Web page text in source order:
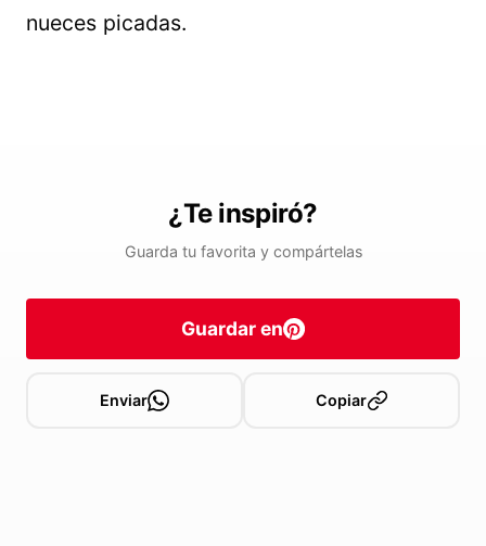
nueces picadas.
¿Te inspiró?
Guarda tu favorita y compártelas
Guardar en
Enviar Copiar